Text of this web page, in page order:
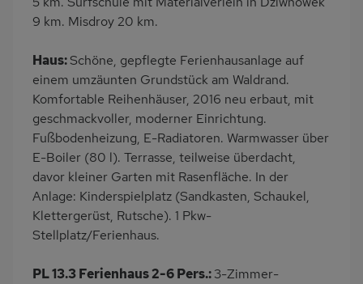
Geschirrspülmaschine
Babybett
Kinderhochstuhl
Nichtraucher
Wb/WC
freistehend
Internet
Seniorenfreundlich
Terrassenmöbel
Induktionsherd
Kaffeemaschine
Erdgeschoss
Strandnah
am Waldrand
Bettwäsche inklusive
9 km. Misdroy 20 km.
Haus:Schöne, gepflegte Ferienhausanlage auf
einem umzäunten Grundstück am Waldrand.
Komfortable Reihenhäuser, 2016 neu erbaut, mit
geschmackvoller, moderner Einrichtung.
Fußbodenheizung, E-Radiatoren. Warmwasser über
E-Boiler (80 l). Terrasse, teilweise überdacht,
davor kleiner Garten mit Rasenfläche. In der
Anlage: Kinderspielplatz (Sandkasten, Schaukel,
Klettergerüst, Rutsche). 1 Pkw-
Stellplatz/Ferienhaus.
PL 13.3 Ferienhaus 2-6 Pers.:3-Zimmer-